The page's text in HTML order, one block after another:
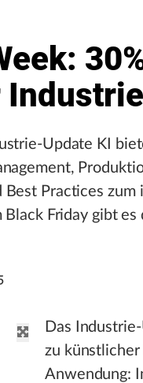
Update KI
Best Practices
Black Friday gibt
Das
zu
Anwendung: